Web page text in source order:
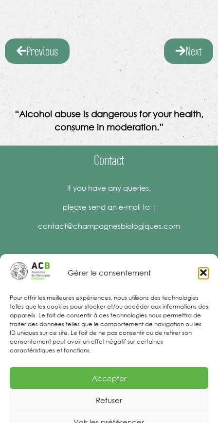
Gérer le consentement
Pour offrir les meilleures expériences, nous utilisons des technologies
telles que les cookies pour stocker et/ou accéder aux informations des
appareils. Le fait de consentir à ces technologies nous permettra de
traiter des données telles que le comportement de navigation ou les
ID uniques sur ce site. Le fait de ne pas consentir ou de retirer son
consentement peut avoir un effet négatif sur certaines
caractéristiques et fonctions.
Accepter
Refuser
Previous Next
“Alcohol abuse is dangerous for your health,
consume in moderation.”
Contact
If you have any queries,
please send an e-mail to: :
contact@champagnesbiologiques.com